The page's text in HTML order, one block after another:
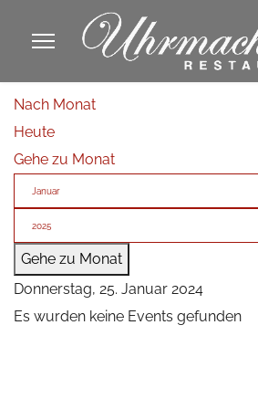
Nach Monat
Heute
Gehe zu Monat
Gehe zu Monat
Donnerstag, 25. Januar 2024
Es wurden keine Events gefunden